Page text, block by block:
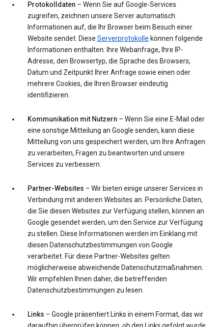
Protokolldaten – Wenn Sie auf Google-Services
zugreifen, zeichnen unsere Server automatisch
Informationen auf, die Ihr Browser beim Besuch einer
Website sendet. Diese Serverprotokolle können folgende
Informationen enthalten: Ihre Webanfrage, Ihre IP-
Adresse, den Browsertyp, die Sprache des Browsers,
Datum und Zeitpunkt Ihrer Anfrage sowie einen oder
mehrere Cookies, die Ihren Browser eindeutig
identifizieren.
Kommunikation mit Nutzern – Wenn Sie eine E-Mail oder
eine sonstige Mitteilung an Google senden, kann diese
Mitteilung von uns gespeichert werden, um Ihre Anfragen
zu verarbeiten, Fragen zu beantworten und unsere
Services zu verbessern.
Partner-Websites – Wir bieten einige unserer Services in
Verbindung mit anderen Websites an. Persönliche Daten,
die Sie diesen Websites zur Verfügung stellen, können an
Google gesendet werden, um den Service zur Verfügung
zu stellen. Diese Informationen werden im Einklang mit
diesen Datenschutzbestimmungen von Google
verarbeitet. Für diese Partner-Websites gelten
möglicherweise abweichende Datenschutzmaßnahmen.
Wir empfehlen Ihnen daher, die betreffenden
Datenschutzbestimmungen zu lesen.
Links – Google präsentiert Links in einem Format, das wir